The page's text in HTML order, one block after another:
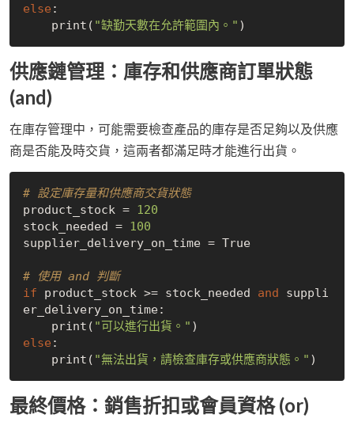
else :
    print(
"缺勤天數在允許範圍內。"
供應鏈管理：庫存和供應商訂單狀態
(and)
在庫存管理中，可能需要檢查產品的庫存是否足夠以及供應
商是否能及時交貨，這兩者都滿足時才能進行出貨。
# 設定庫存量和供應商交貨狀態
product_stock = 120
stock_needed = 100
supplier_delivery_on_time = True
# 使用 and 判斷
if product_stock >= stock_needed and suppli
er_delivery_on_time:
    print(
"可以進行出貨。"
else :
    print(
"無法出貨，請檢查庫存或供應商狀態。"
最終價格：銷售折扣或會員資格 (or)